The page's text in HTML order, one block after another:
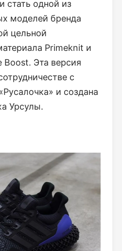
стать одной из
моделей бренда
цельной
Primeknit и
Эта версия
с
и создана
Урсулы.